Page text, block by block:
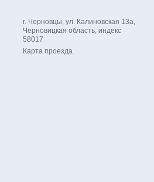
г. Черновцы, ул. Калиновская 13а,
Черновицкая область, индекс
58017
Карта проезда